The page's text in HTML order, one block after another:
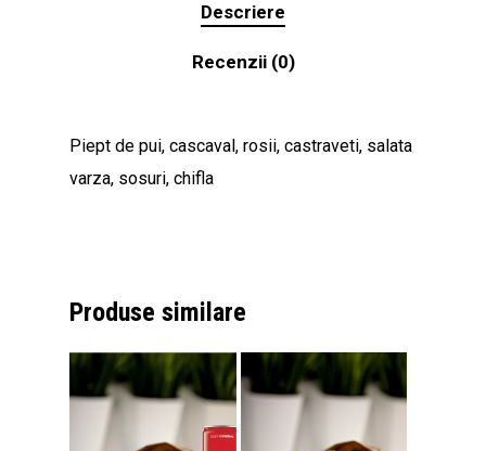
Nu ai niciun produs în coș.
Descriere
Recenzii (0)
Piept de pui, cascaval, rosii, castraveti, salata
varza, sosuri, chifla
Produse similare